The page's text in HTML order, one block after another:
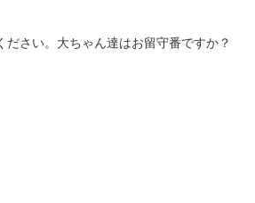
ださい。大ちゃん達はお留守番ですか？